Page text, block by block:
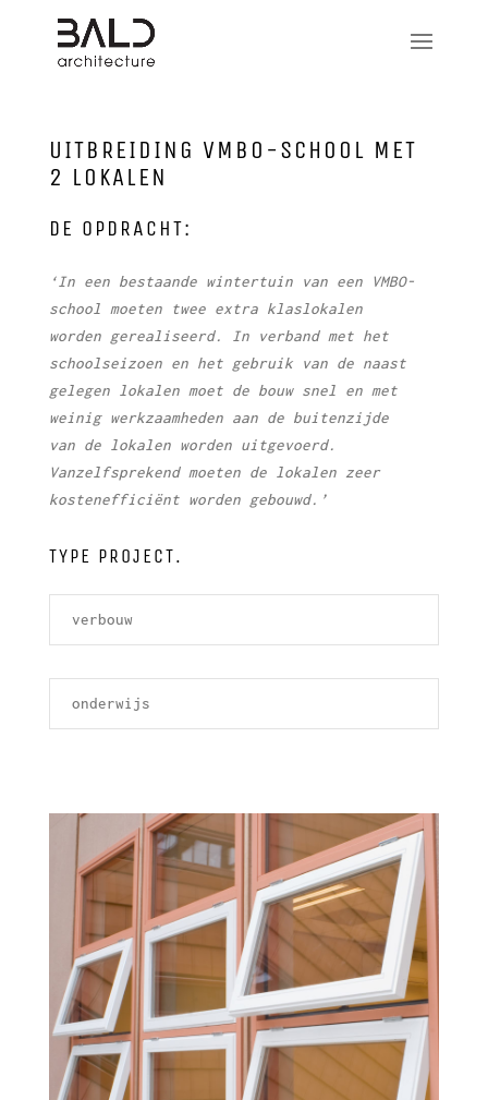
UITBREIDING VMBO-SCHOOL MET
2 LOKALEN
DE OPDRACHT:
‘In een bestaande wintertuin van een VMBO-
school moeten twee extra klaslokalen
worden gerealiseerd. In verband met het
schoolseizoen en het gebruik van de naast
gelegen lokalen moet de bouw snel en met
weinig werkzaamheden aan de buitenzijde
van de lokalen worden uitgevoerd.
Vanzelfsprekend moeten de lokalen zeer
kostenefficiënt worden gebouwd.’
TYPE PROJECT.
verbouw
onderwijs